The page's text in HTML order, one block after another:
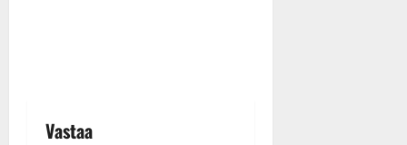
Vastaa